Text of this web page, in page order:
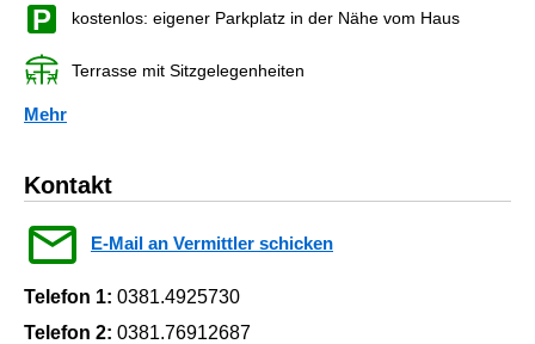
kostenlos: eigener Parkplatz in der Nähe vom Haus
Terrasse mit Sitzgelegenheiten
Mehr
Kontakt
E-Mail an Vermittler schicken
Telefon 1: 0381.4925730
Telefon 2: 0381.76912687